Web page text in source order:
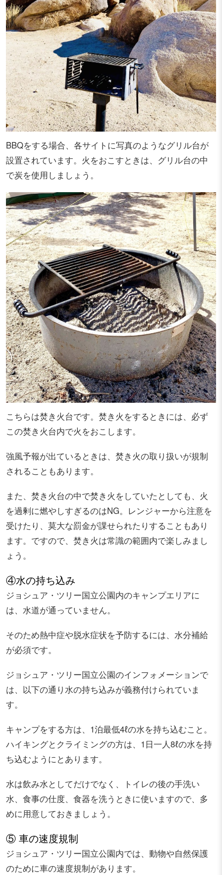
BBQをする場合、各サイトに写真のようなグリル台が
設置されています。火をおこすときは、グリル台の中
で炭を使用しましょう。
こちらは焚き火台です。焚き火をするときには、必ず
この焚き火台内で火をおこします。
強風予報が出ているときは、焚き火の取り扱いが規制
されることもあります。
また、焚き火台の中で焚き火をしていたとしても、火
を過剰に燃やしすぎるのはNG。レンジャーから注意を
受けたり、莫大な罰金が課せられたりすることもあり
ます。ですので、焚き火は常識の範囲内で楽しみまし
ょう。
④水の持ち込み
ジョシュア・ツリー国立公園内のキャンプエリアに
は、水道が通っていません。
そのため熱中症や脱水症状を予防するには、水分補給
が必須です。
ジョシュア・ツリー国立公園のインフォメーションで
は、以下の通り水の持ち込みが義務付けられていま
す。
キャンプをする方は、1泊最低4ℓの水を持ち込むこと。
ハイキングとクライミングの方は、1日一人8ℓの水を持
ち込むようにとあります。
水は飲み水としてだけでなく、トイレの後の手洗い
水、食事の仕度、食器を洗うときに使いますので、多
めに用意しておきましょう。
⑤ 車の速度規制
ジョシュア・ツリー国立公園内では、動物や自然保護
のために車の速度規制があります。